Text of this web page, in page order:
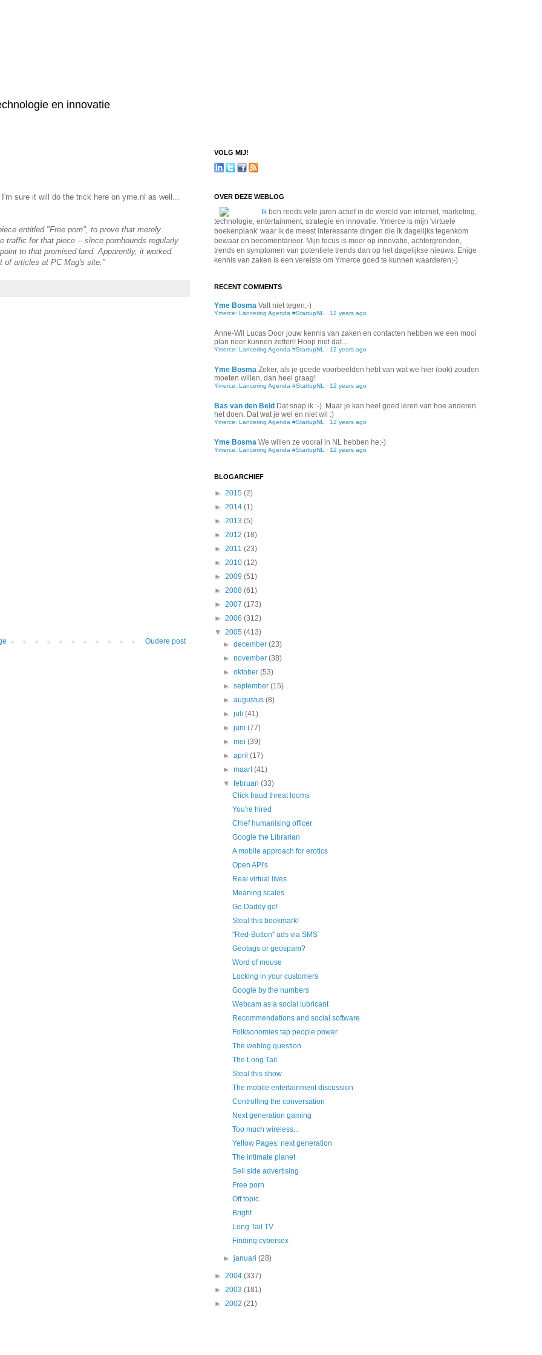
en innovatie
I'm sure it will do the trick here on yme.nl as well...
entitled "Free porn", to prove that merely
traffic for that piece -- since pornhounds regularly
to that promised land. Apparently, it worked.
of articles at PC Mag's site."
Oudere post
VOLG MIJ!
OVER DEZE WEBLOG
Ik ben reeds vele jaren actief in de wereld van internet, marketing,
technologie, entertainment, strategie en innovatie. Ymerce is mijn 'virtuele
boekenplank' waar ik de meest interessante dingen die ik dagelijks tegenkom
bewaar en becomentarieer. Mijn focus is meer op innovatie, achtergronden,
trends en symptomen van potentiele trends dan op het dagelijkse nieuws. Enige
kennis van zaken is een vereiste om Ymerce goed te kunnen waarderen;-)
RECENT COMMENTS
Yme Bosma Valt niet tegen;-)
Ymerce: Lancering Agenda #StartupNL · 12 years ago
Anne-Wil Lucas Door jouw kennis van zaken en contacten hebben we een mooi
plan neer kunnen zetten! Hoop niet dat...
Ymerce: Lancering Agenda #StartupNL · 12 years ago
Yme Bosma Zeker, als je goede voorbeelden hebt van wat we hier (ook) zouden
moeten willen, dan heel graag!
Ymerce: Lancering Agenda #StartupNL · 12 years ago
Bas van den Beld Dat snap ik :-). Maar je kan heel goed leren van hoe anderen
het doen. Dat wat je wel en niet wil :)
Ymerce: Lancering Agenda #StartupNL · 12 years ago
Yme Bosma We willen ze vooral in NL hebben he;-)
Ymerce: Lancering Agenda #StartupNL · 12 years ago
BLOGARCHIEF
► 2015 (2)
► 2014 (1)
► 2013 (5)
► 2012 (18)
► 2011 (23)
► 2010 (12)
► 2009 (51)
► 2008 (61)
► 2007 (173)
► 2006 (312)
▼ 2005 (413)
►december(23)
►november(38)
►oktober(53)
►september(15)
►augustus(8)
►juli(41)
►juni(77)
►mei(39)
►april(17)
►maart(41)
▼februari(33)
Click fraud threat looms
You're hired
Chief humanising officer
Google the Librarian
A mobile approach for erotics
Open API's
Real virtual lives
Meaning scales
Go Daddy go!
Steal this bookmark!
"Red-Button" ads via SMS
Geotags or geospam?
Word of mouse
Locking in your customers
Google by the numbers
Webcam as a social lubricant
Recommendations and social software
Folksonomies tap people power
The weblog question
The Long Tail
Steal this show
The mobile entertainment discussion
Controlling the conversation
Next generation gaming
Too much wireless...
Yellow Pages: next generation
The intimate planet
Sell side advertising
Free porn
Off topic
Bright
Long Tail TV
Finding cybersex
►januari(28)
► 2004 (337)
► 2003 (181)
► 2002 (21)